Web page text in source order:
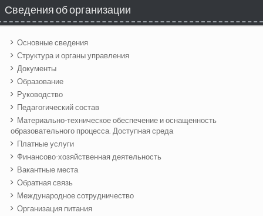
Сведения об организации
Основные сведения
Структура и органы управления
Документы
Образование
Руководство
Педагогический состав
Материально-техническое обеспечение и оснащенность
образовательного процесса. Доступная среда
Платные услуги
Финансово-хозяйственная деятельность
Вакантные места
Обратная связь
Международное сотрудничество
Организация питания